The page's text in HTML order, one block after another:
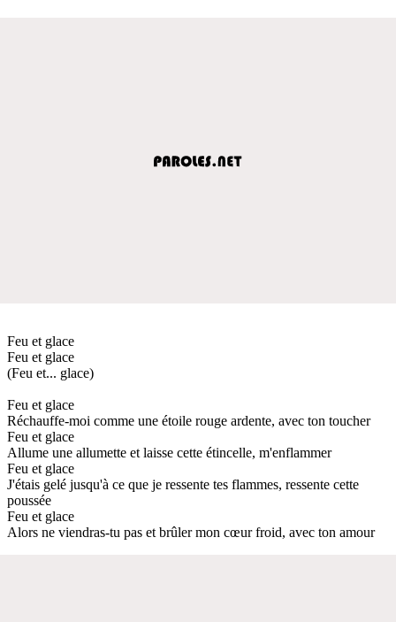
Feu et glace
Feu et glace
(Feu et... glace)
Feu et glace
Réchauffe-moi comme une étoile rouge ardente, avec ton toucher
Feu et glace
Allume une allumette et laisse cette étincelle, m'enflammer
Feu et glace
J'étais gelé jusqu'à ce que je ressente tes flammes, ressente cette
poussée
Feu et glace
Alors ne viendras-tu pas et brûler mon cœur froid, avec ton amour